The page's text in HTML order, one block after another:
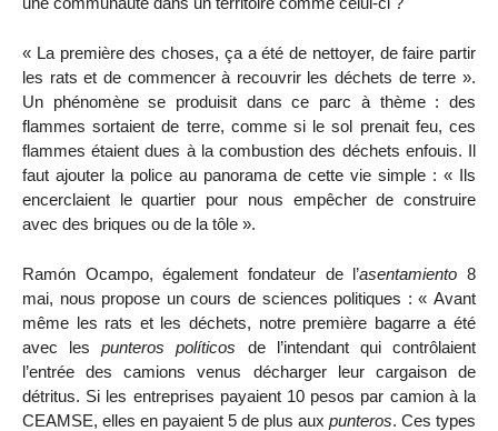
« La première des choses, ça a été de nettoyer, de faire partir
les rats et de commencer à recouvrir les déchets de terre ».
Un phénomène se produisit dans ce parc à thème : des
flammes sortaient de terre, comme si le sol prenait feu, ces
flammes étaient dues à la combustion des déchets enfouis. Il
faut ajouter la police au panorama de cette vie simple : « Ils
encerclaient le quartier pour nous empêcher de construire
avec des briques ou de la tôle ».
Ramón Ocampo, également fondateur de l’asentamiento 8
mai, nous propose un cours de sciences politiques : « Avant
même les rats et les déchets, notre première bagarre a été
avec lespunteros políticos de l’intendant qui contrôlaient
l’entrée des camions venus décharger leur cargaison de
détritus. Si les entreprises payaient 10 pesos par camion à la
CEAMSE, elles en payaient 5 de plus aux punteros. Ces types